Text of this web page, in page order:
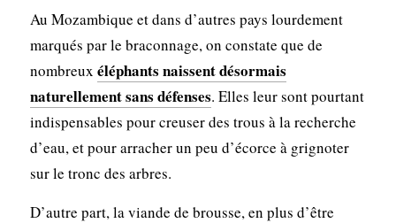
Au Mozambique et dans d’autres pays lourdement
marqués par le braconnage, on constate que de
nombreux éléphants naissent désormais
naturellement sans défenses. Elles leur sont pourtant
indispensables pour creuser des trous à la recherche
d’eau, et pour arracher un peu d’écorce à grignoter
sur le tronc des arbres.
D’autre part, la viande de brousse, en plus d’être